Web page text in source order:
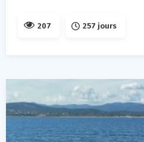
207 257 jours